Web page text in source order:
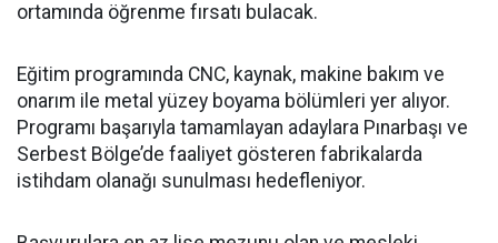
ortamında öğrenme fırsatı bulacak.
Eğitim programında CNC, kaynak, makine bakım ve
onarım ile metal yüzey boyama bölümleri yer alıyor.
Programı başarıyla tamamlayan adaylara Pınarbaşı ve
Serbest Bölge’de faaliyet gösteren fabrikalarda
istihdam olanağı sunulması hedefleniyor.